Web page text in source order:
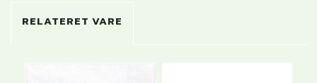
RELATERET VARE